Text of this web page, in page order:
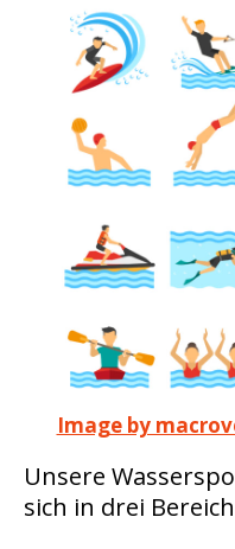
Image by
Unsere
sich in drei